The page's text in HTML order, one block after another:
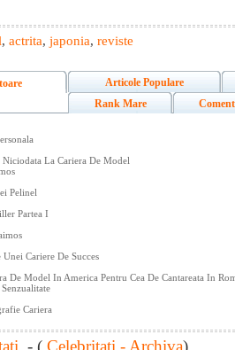
, actrita, japonia, reviste
Articole Populare
Rank Mare
La Cariera De Model
Pelinel
Partea I
Cariere De Succes
De Model In America Pentru Cea De Cantareata In
Cariera
- ( Celebritati - Archiva)